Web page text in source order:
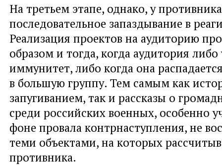
На третьем этапе, однако, у
последовательное запаздывание в
Реализация проектов на аудиторию
образом и тогда, когда аудитория либо
иммунитет, либо когда она
в большую группу. Тем самым как
запугиванием, так и рассказы о
среди российских военных, особенно
фоне провала контрнаступления, не
теми объектами, на которых
противника.